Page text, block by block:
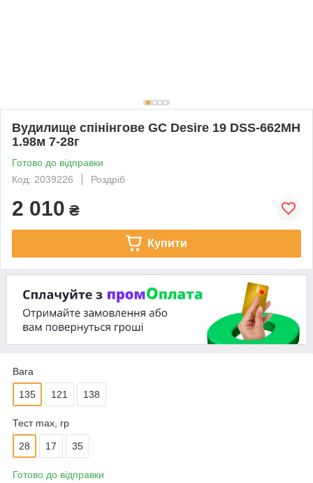
Вудилище спінінгове GC Desire 19 DSS-662MH
1.98м 7-28г
Готово до відправки
Код: 2039226
Роздріб
2 010 ₴
Купити
Вага
135 121 138
Тест max, гр
28 17 35
Готово до відправки